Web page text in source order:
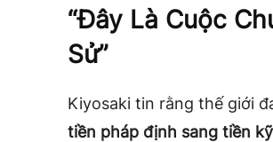
“Đây Là Cuộc
Sử”
Kiyosaki tin rằng thế giới
tiền pháp định sang tiền